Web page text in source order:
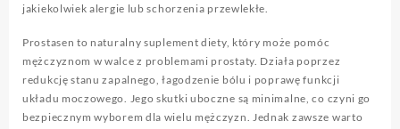
jakiekolwiek alergie lub schorzenia przewlekłe.
Prostasen to naturalny suplement diety, który może pomóc
mężczyznom w walce z problemami prostaty. Działa poprzez
redukcję stanu zapalnego, łagodzenie bólu i poprawę funkcji
układu moczowego. Jego skutki uboczne są minimalne, co czyni go
bezpiecznym wyborem dla wielu mężczyzn. Jednak zawsze warto